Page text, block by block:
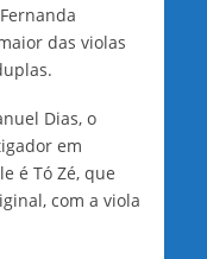
das violas
Dias, o
em
é Tó Zé, que
com a viola